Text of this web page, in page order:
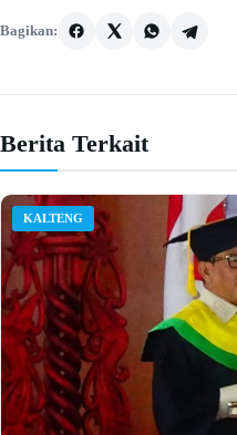
Bagikan:
Berita Terkait
KALTENG